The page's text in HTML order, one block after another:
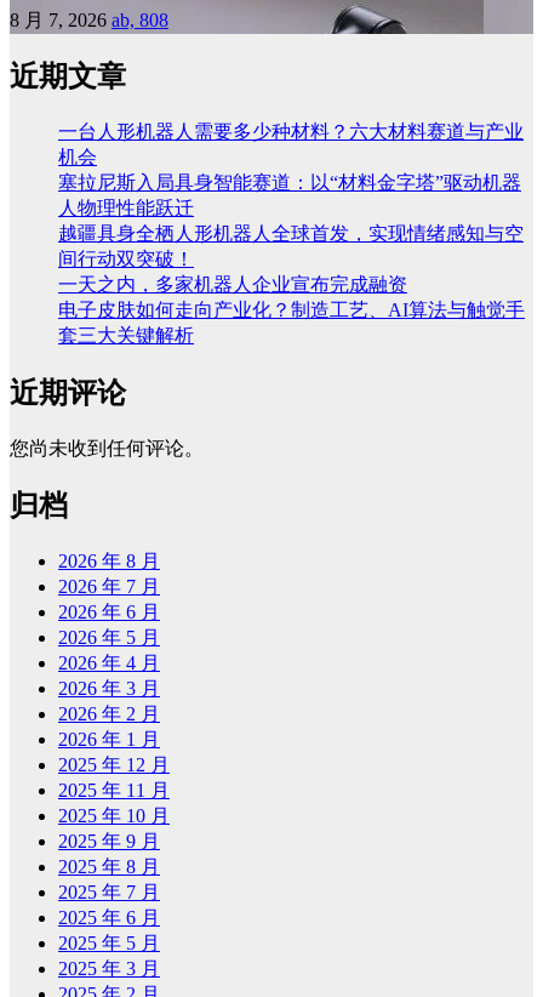
8 月 7, 2026 ab, 808
近期文章
一台人形机器人需要多少种材料？六大材料赛道与产业
机会
塞拉尼斯入局具身智能赛道：以“材料金字塔”驱动机器
人物理性能跃迁
越疆具身全栖人形机器人全球首发，实现情绪感知与空
间行动双突破！
一天之内，多家机器人企业宣布完成融资
电子皮肤如何走向产业化？制造工艺、AI算法与触觉手
套三大关键解析
近期评论
您尚未收到任何评论。
归档
2026 年 8 月
2026 年 7 月
2026 年 6 月
2026 年 5 月
2026 年 4 月
2026 年 3 月
2026 年 2 月
2026 年 1 月
2025 年 12 月
2025 年 11 月
2025 年 10 月
2025 年 9 月
2025 年 8 月
2025 年 7 月
2025 年 6 月
2025 年 5 月
2025 年 3 月